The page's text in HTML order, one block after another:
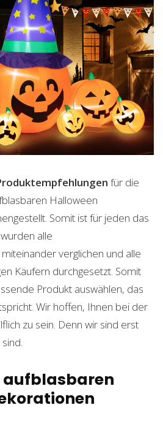
für die
Halloween
Somit ist für jeden das
alle
verglichen und alle
Käufern durchgesetzt. Somit
Produkt auswählen, das
Wir hoffen, Ihnen bei der
zu sein. Denn wir sind erst
aufblasbaren